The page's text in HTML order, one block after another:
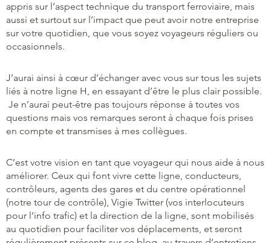
appris sur l’aspect technique du transport ferroviaire, mais
aussi et surtout sur l’impact que peut avoir notre entreprise
sur votre quotidien, que vous soyez voyageurs réguliers ou
occasionnels.
J’aurai ainsi à cœur d’échanger avec vous sur tous les sujets
liés à notre ligne H, en essayant d’être le plus clair possible.
Je n’aurai peut-être pas toujours réponse à toutes vos
questions mais vos remarques seront à chaque fois prises
en compte et transmises à mes collègues.
C’est votre vision en tant que voyageur qui nous aide à nous
améliorer. Ceux qui font vivre cette ligne, conducteurs,
contrôleurs, agents des gares et du centre opérationnel
(notre tour de contrôle), Vigie Twitter (vos interlocuteurs
pour l’info trafic) et la direction de la ligne, sont mobilisés
au quotidien pour faciliter vos déplacements, et seront